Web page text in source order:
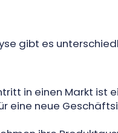
gibt es
in einen Markt ist
eine neue